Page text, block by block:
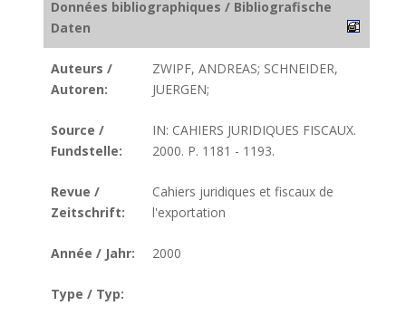
Données bibliographiques / Bibliografische
Daten
Auteurs /
Autoren:
ZWIPF, ANDREAS; SCHNEIDER,
JUERGEN;
Source /
Fundstelle:
IN: CAHIERS JURIDIQUES FISCAUX.
2000. P. 1181 - 1193.
Revue /
Zeitschrift:
Cahiers juridiques et fiscaux de
l'exportation
Année / Jahr: 2000
Type / Typ: